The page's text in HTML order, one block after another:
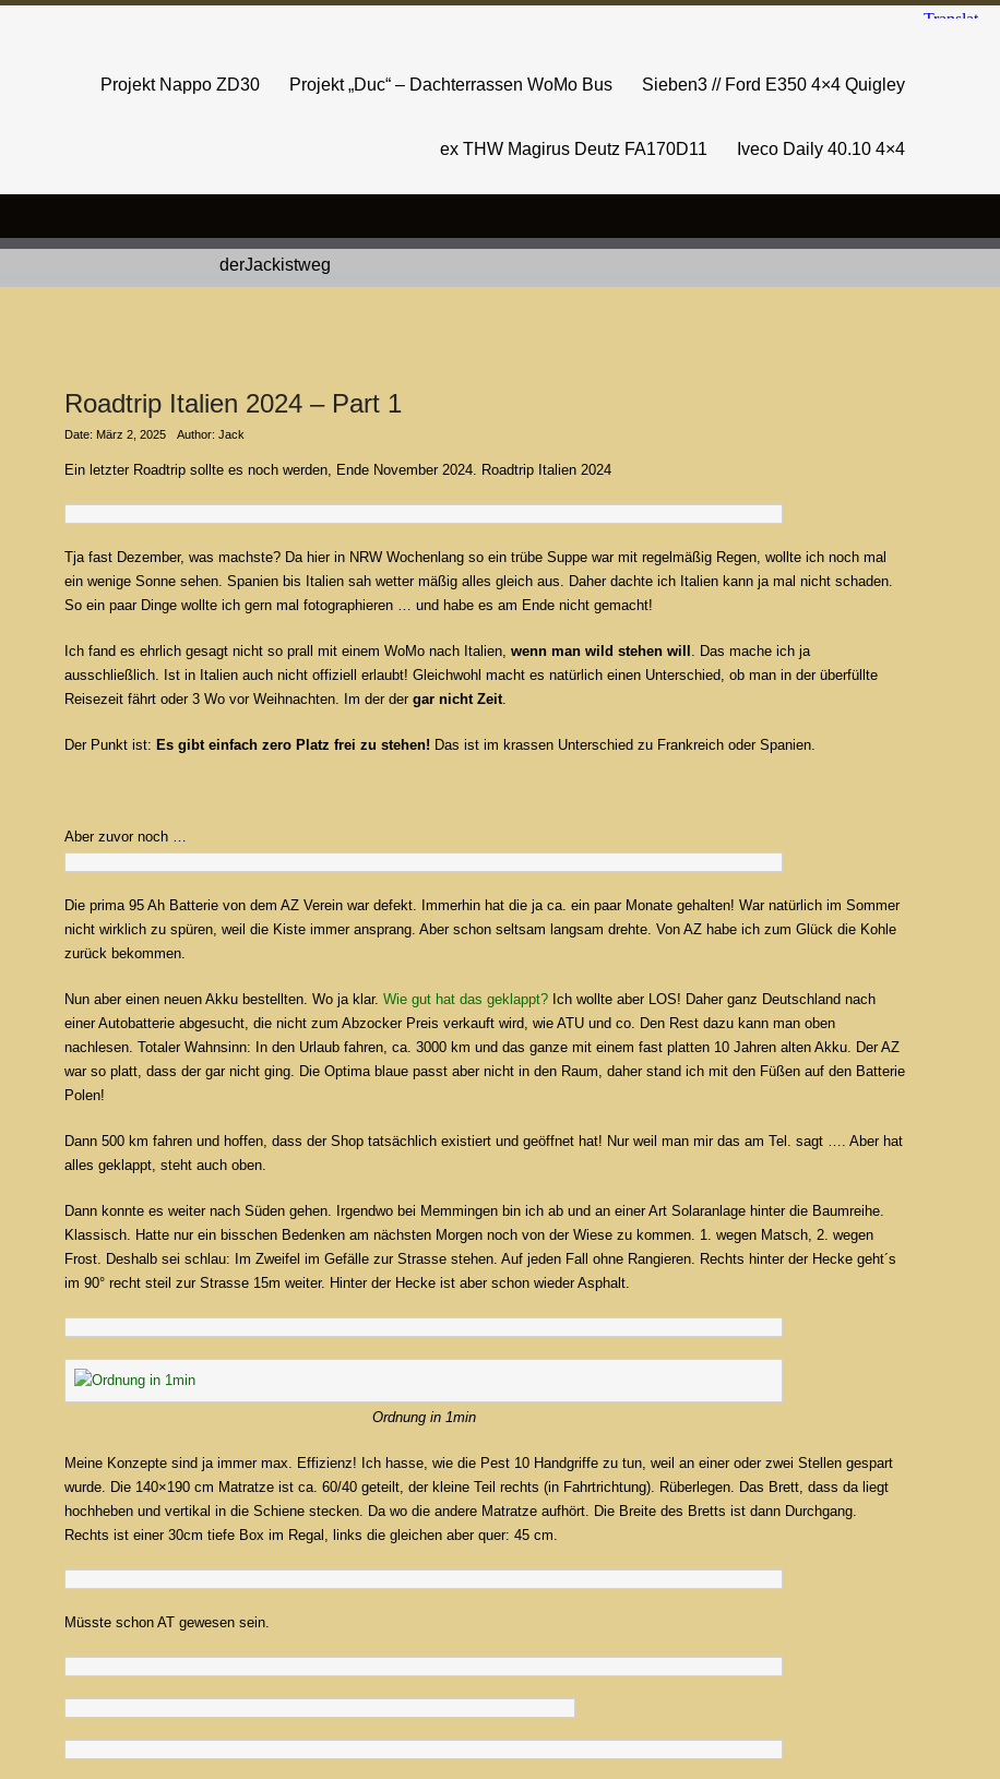
Projekt Nappo ZD30 Projekt „Duc“ – Dachterrassen WoMo Bus Sieben3 // Ford E350 4×4 Quigley
ex THW Magirus Deutz FA170D11 Iveco Daily 40.10 4×4
Roadtrip Italien 2024 – Part 1
Date: März 2, 2025 Author: Jack
Ein letzter Roadtrip sollte es noch werden, Ende November 2024. Roadtrip Italien 2024
Tja fast Dezember, was machste? Da hier in NRW Wochenlang so ein trübe Suppe war mit regelmäßig Regen, wollte ich noch mal
ein wenige Sonne sehen. Spanien bis Italien sah wetter mäßig alles gleich aus. Daher dachte ich Italien kann ja mal nicht schaden.
So ein paar Dinge wollte ich gern mal fotographieren … und habe es am Ende nicht gemacht!
Ich fand es ehrlich gesagt nicht so prall mit einem WoMo nach Italien, wenn man wild stehen will . Das mache ich ja
ausschließlich. Ist in Italien auch nicht offiziell erlaubt! Gleichwohl macht es natürlich einen Unterschied, ob man in der überfüllte
Reisezeit fährt oder 3 Wo vor Weihnachten. Im der der gar nicht Zeit.
Der Punkt ist: Es gibt einfach zero Platz frei zu stehen! Das ist im krassen Unterschied zu Frankreich oder Spanien.
Aber zuvor noch …
Die prima 95 Ah Batterie von dem AZ Verein war defekt. Immerhin hat die ja ca. ein paar Monate gehalten! War natürlich im Sommer
nicht wirklich zu spüren, weil die Kiste immer ansprang. Aber schon seltsam langsam drehte. Von AZ habe ich zum Glück die Kohle
zurück bekommen.
Nun aber einen neuen Akku bestellten. Wo ja klar. Wie gut hat das geklappt? Ich wollte aber LOS! Daher ganz Deutschland nach
einer Autobatterie abgesucht, die nicht zum Abzocker Preis verkauft wird, wie ATU und co. Den Rest dazu kann man oben
nachlesen. Totaler Wahnsinn: In den Urlaub fahren, ca. 3000 km und das ganze mit einem fast platten 10 Jahren alten Akku. Der AZ
war so platt, dass der gar nicht ging. Die Optima blaue passt aber nicht in den Raum, daher stand ich mit den Füßen auf den Batterie
Polen!
Dann 500 km fahren und hoffen, dass der Shop tatsächlich existiert und geöffnet hat! Nur weil man mir das am Tel. sagt …. Aber hat
alles geklappt, steht auch oben.
Dann konnte es weiter nach Süden gehen. Irgendwo bei Memmingen bin ich ab und an einer Art Solaranlage hinter die Baumreihe.
Klassisch. Hatte nur ein bisschen Bedenken am nächsten Morgen noch von der Wiese zu kommen. 1. wegen Matsch, 2. wegen
Frost. Deshalb sei schlau: Im Zweifel im Gefälle zur Strasse stehen. Auf jeden Fall ohne Rangieren. Rechts hinter der Hecke geht´s
im 90° recht steil zur Strasse 15m weiter. Hinter der Hecke ist aber schon wieder Asphalt.
Ordnung in 1min
Meine Konzepte sind ja immer max. Effizienz! Ich hasse, wie die Pest 10 Handgriffe zu tun, weil an einer oder zwei Stellen gespart
wurde. Die 140×190 cm Matratze ist ca. 60/40 geteilt, der kleine Teil rechts (in Fahrtrichtung). Rüberlegen. Das Brett, dass da liegt
hochheben und vertikal in die Schiene stecken. Da wo die andere Matratze aufhört. Die Breite des Bretts ist dann Durchgang.
Rechts ist einer 30cm tiefe Box im Regal, links die gleichen aber quer: 45 cm.
Müsste schon AT gewesen sein.